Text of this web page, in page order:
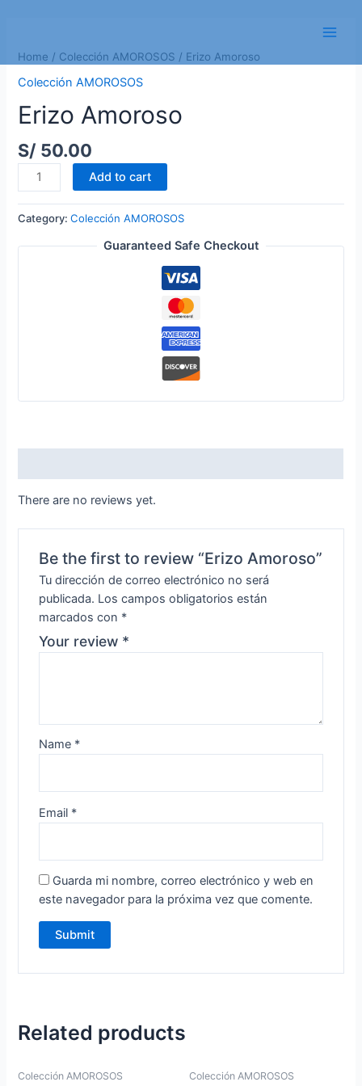
Home / Colección AMOROSOS / Erizo Amoroso
Colección AMOROSOS
Erizo Amoroso
S/ 50.00
Erizo
Amoroso
quantity
Add to cart
Category:Colección AMOROSOS
Guaranteed Safe Checkout
There are no reviews yet.
Be the first to review “Erizo Amoroso”
Tu dirección de correo electrónico no será
publicada. Los campos obligatorios están
marcados con *
Your review *
Name *
Email *
Guarda mi nombre, correo electrónico y web en
este navegador para la próxima vez que comente.
Related products
Colección AMOROSOS Colección AMOROSOS